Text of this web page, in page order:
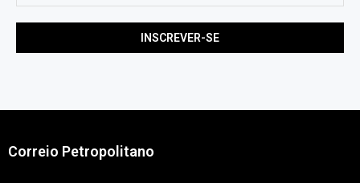
Correio Petropolitano